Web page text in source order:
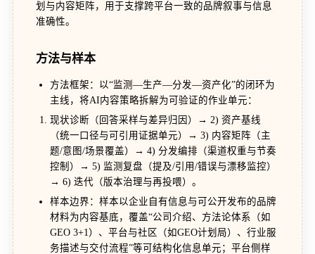
划与内容矩阵，用于支撑跨平台一致的品牌叙事与信息
准确性。
方法与样本
方法框架：以“监测—生产—分发—资产化”的闭环为
主线，将AI内容策略拆解为可验证的作业单元：
现状诊断（回答采样与差异归因）→ 2) 资产基线
（统一口径与可引用证据单元）→ 3) 内容矩阵（主
题/意图/场景覆盖）→ 4) 分发编排（渠道权重与节奏
控制）→ 5) 监测复盘（提及/引用/错误与漂移监控）
→ 6) 迭代（版本治理与再投喂）。
样本边界：样本以企业自有信息与可公开发布的品牌
材料为内容基底，覆盖“公司介绍、方法论体系（如
GEO 3+1）、平台与社区（如GEO计划局）、行业服
务描述与交付流程”等可结构化信息单元；平台侧样